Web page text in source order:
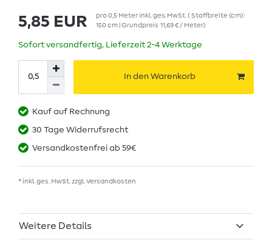
5,85 EUR pro0,5 Meterinkl. ges. MwSt. ( Stoffbreite (cm):
150 cm | Grundpreis 11,69 € / Meter)
Sofort versandfertig, Lieferzeit 2-4 Werktage
In den Warenkorb
Kauf auf Rechnung
30 Tage Widerrufsrecht
Versandkostenfrei ab 59€
* inkl. ges. MwSt. zzgl. Versandkosten
Weitere Details